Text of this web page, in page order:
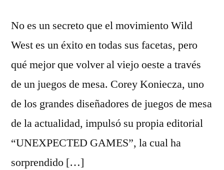
No es un secreto que el movimiento Wild
West es un éxito en todas sus facetas, pero
qué mejor que volver al viejo oeste a través
de un juegos de mesa. Corey Koniecza, uno
de los grandes diseñadores de juegos de mesa
de la actualidad, impulsó su propia editorial
“UNEXPECTED GAMES”, la cual ha
sorprendido […]